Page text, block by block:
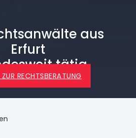
aus
Erfurt
tätig
RECHTSBERATUNG